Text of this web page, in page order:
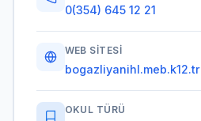
0(354) 645 12 21
WEB SITESI
bogazliyanihl.meb.k12.tr
OKUL TÜRÜ